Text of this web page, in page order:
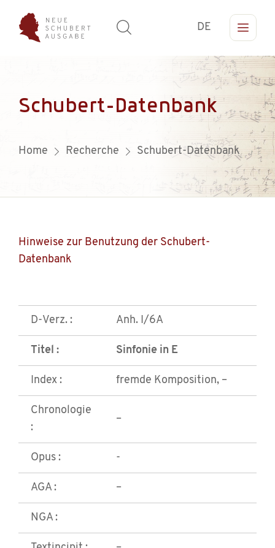
DE
Schubert-Datenbank
Home Recherche Schubert-Datenbank
Hinweise zur Benutzung der Schubert-
Datenbank
D-Verz. : Anh. I/6A
Titel : Sinfonie in E
Index : fremde Komposition, –
Chronologie
:
–
Opus : -
AGA : –
NGA :